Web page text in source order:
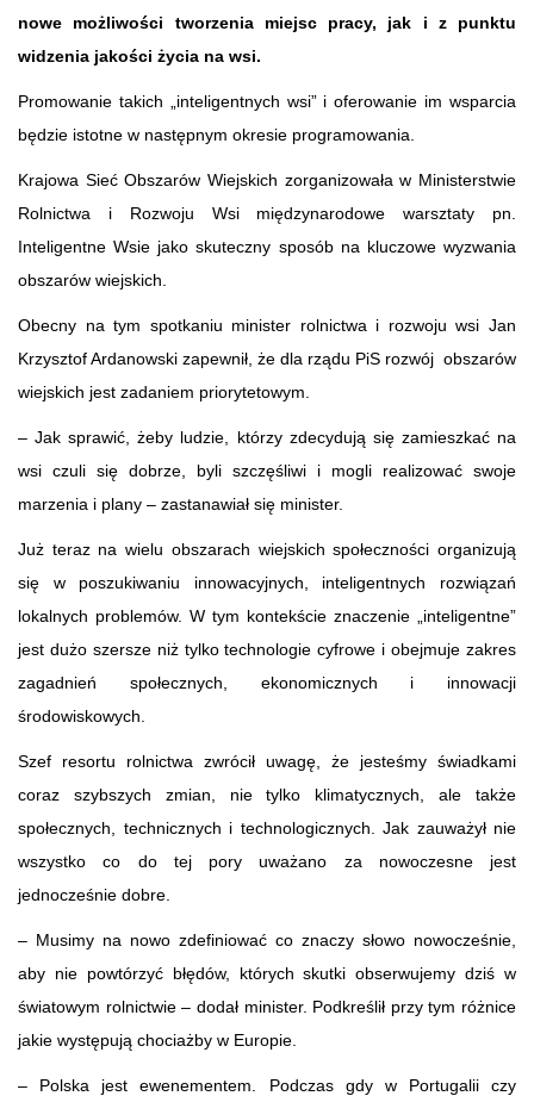
nowe możliwości tworzenia miejsc pracy, jak i z punktu
widzenia jakości życia na wsi.
Promowanie takich „inteligentnych wsi” i oferowanie im wsparcia
będzie istotne w następnym okresie programowania.
Krajowa Sieć Obszarów Wiejskich zorganizowała w Ministerstwie
Rolnictwa i Rozwoju Wsi międzynarodowe warsztaty pn.
Inteligentne Wsie jako skuteczny sposób na kluczowe wyzwania
obszarów wiejskich.
Obecny na tym spotkaniu minister rolnictwa i rozwoju wsi Jan
Krzysztof Ardanowski zapewnił, że dla rządu PiS rozwój obszarów
wiejskich jest zadaniem priorytetowym.
– Jak sprawić, żeby ludzie, którzy zdecydują się zamieszkać na
wsi czuli się dobrze, byli szczęśliwi i mogli realizować swoje
marzenia i plany – zastanawiał się minister.
Już teraz na wielu obszarach wiejskich społeczności organizują
się w poszukiwaniu innowacyjnych, inteligentnych rozwiązań
lokalnych problemów. W tym kontekście znaczenie „inteligentne”
jest dużo szersze niż tylko technologie cyfrowe i obejmuje zakres
zagadnień społecznych, ekonomicznych i innowacji
środowiskowych.
Szef resortu rolnictwa zwrócił uwagę, że jesteśmy świadkami
coraz szybszych zmian, nie tylko klimatycznych, ale także
społecznych, technicznych i technologicznych. Jak zauważył nie
wszystko co do tej pory uważano za nowoczesne jest
jednocześnie dobre.
– Musimy na nowo zdefiniować co znaczy słowo nowocześnie,
aby nie powtórzyć błędów, których skutki obserwujemy dziś w
światowym rolnictwie – dodał minister. Podkreślił przy tym różnice
jakie występują chociażby w Europie.
– Polska jest ewenementem. Podczas gdy w Portugalii czy